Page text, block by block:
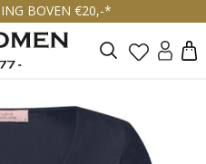
BOVEN €20,-*
Zoeken